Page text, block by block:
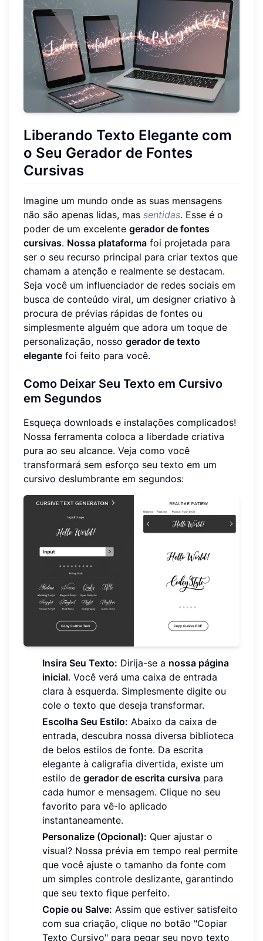
Liberando Texto Elegante com
o Seu Gerador de Fontes
Cursivas
Imagine um mundo onde as suas mensagens
não são apenas lidas, mas sentidas. Esse é o
poder de um excelente gerador de fontes
cursivas. Nossa plataforma foi projetada para
ser o seu recurso principal para criar textos que
chamam a atenção e realmente se destacam.
Seja você um influenciador de redes sociais em
busca de conteúdo viral, um designer criativo à
procura de prévias rápidas de fontes ou
simplesmente alguém que adora um toque de
personalização, nosso gerador de texto
elegante foi feito para você.
Como Deixar Seu Texto em Cursivo
em Segundos
Esqueça downloads e instalações complicados!
Nossa ferramenta coloca a liberdade criativa
pura ao seu alcance. Veja como você
transformará sem esforço seu texto em um
cursivo deslumbrante em segundos:
Insira Seu Texto: Dirija-se a nossa página
inicial. Você verá uma caixa de entrada
clara à esquerda. Simplesmente digite ou
cole o texto que deseja transformar.
Escolha Seu Estilo: Abaixo da caixa de
entrada, descubra nossa diversa biblioteca
de belos estilos de fonte. Da escrita
elegante à caligrafia divertida, existe um
estilo de gerador de escrita cursiva para
cada humor e mensagem. Clique no seu
favorito para vê-lo aplicado
instantaneamente.
Personalize (Opcional): Quer ajustar o
visual? Nossa prévia em tempo real permite
que você ajuste o tamanho da fonte com
um simples controle deslizante, garantindo
que seu texto fique perfeito.
Copie ou Salve: Assim que estiver satisfeito
com sua criação, clique no botão "Copiar
Texto Cursivo" para pegar seu novo texto